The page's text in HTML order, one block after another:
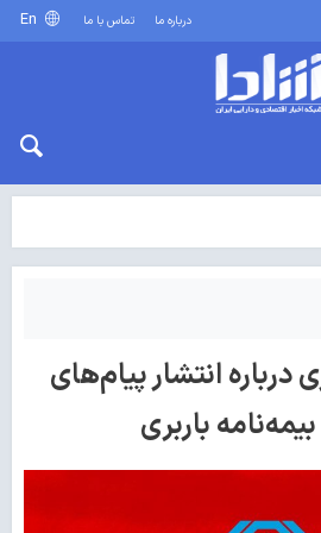
درباره ما تماس با ما
درباره انتشار پیام‌های
باربری